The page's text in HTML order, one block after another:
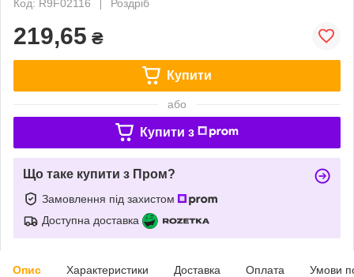
Код: R9F02116
Роздріб
219,65 ₴
Купити
або
Купити з
Що таке купити з Пром?
Замовлення під захистом
Доступна доставка
Опис Характеристики Доставка Оплата Умови